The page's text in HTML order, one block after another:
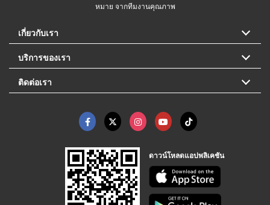
หมาย จากทีมงานคุณภาพ
เกี่ยวกับเรา
บริการของเรา
ติดต่อเรา
ดาวน์โหลดแอปพลิเคชัน